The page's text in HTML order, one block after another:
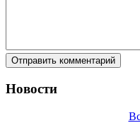
Новости